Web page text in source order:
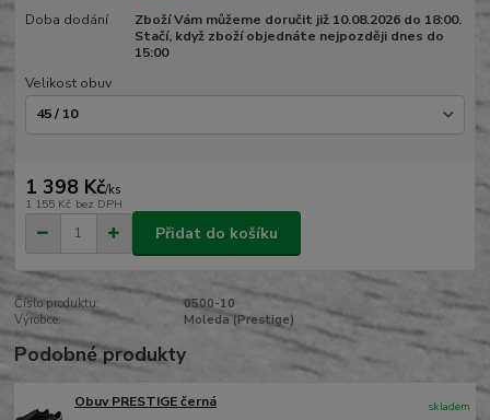
Doba dodání
Zboží Vám můžeme doručit již 10.08.2026 do 18:00.
Stačí, když zboží objednáte nejpozději dnes do
15:00
Velikost obuv
1 398 Kč/ks
1 155 Kč bez DPH
Přidat do košíku
Číslo produktu:
0500-10
Výrobce:
Moleda (Prestige)
Podobné produkty
Obuv PRESTIGE černá
skladem